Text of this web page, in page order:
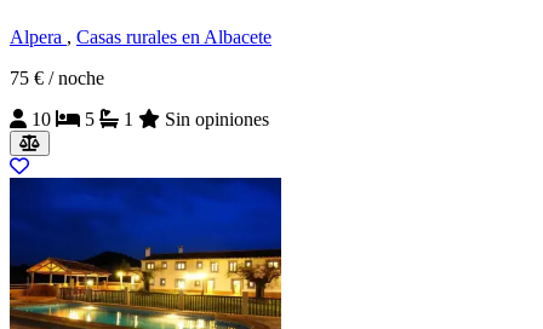
Alpera , Casas rurales en Albacete
75 € / noche
10
5 1 Sin opiniones